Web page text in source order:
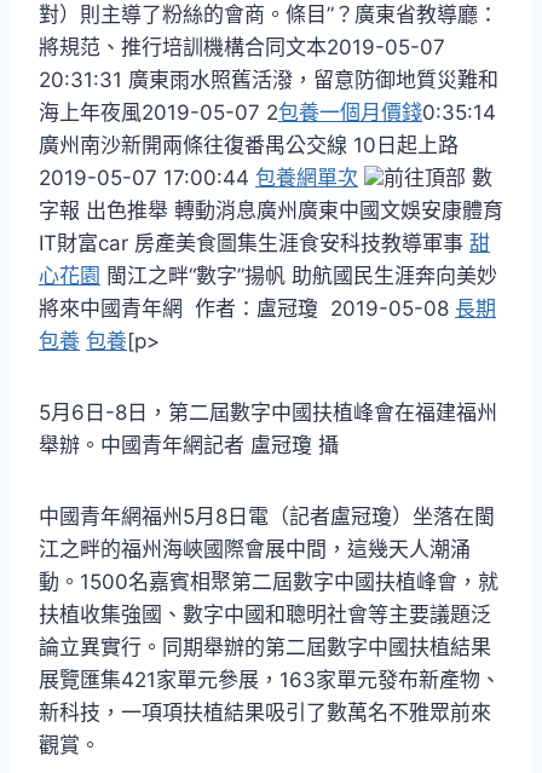
對）則主導了粉絲的會商。條目”？廣東省教導廳：
將規范、推行培訓機構合同文本2019-05-07
20:31:31 廣東雨水照舊活潑，留意防御地質災難和
海上年夜風2019-05-07 2包養一個月價錢0:35:14
廣州南沙新開兩條往復番禺公交線 10日起上路
2019-05-07 17:00:44 包養網單次
前往頂部 數
字報 出色推舉 轉動消息廣州廣東中國文娛安康體育
IT財富car 房產美食圖集生涯食安科技教導軍事 甜
心花園 閩江之畔“數字”揚帆 助航國民生涯奔向美妙
將來中國青年網 作者：盧冠瓊 2019-05-08 長期
包養 包養[p>
5月6日-8日，第二屆數字中國扶植峰會在福建福州
舉辦。中國青年網記者 盧冠瓊 攝
中國青年網福州5月8日電（記者盧冠瓊）坐落在閩
江之畔的福州海峽國際會展中間，這幾天人潮涌
動。1500名嘉賓相聚第二屆數字中國扶植峰會，就
扶植收集強國、數字中國和聰明社會等主要議題泛
論立異實行。同期舉辦的第二屆數字中國扶植結果
展覽匯集421家單元參展，163家單元發布新產物、
新科技，一項項扶植結果吸引了數萬名不雅眾前來
觀賞。